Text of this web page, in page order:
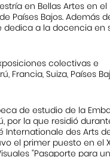
en Bellas Artes en el
Países Bajos. Además
dedica a la docencia en
colectivas e
Francia, Suiza, Países
de estudio de la
por la que residió
Internationale des Arts
el primer puesto en el
"Pasaporte para un